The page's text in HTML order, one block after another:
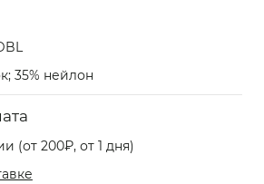
35% нейлон
(от 200₽, от 1 дня)